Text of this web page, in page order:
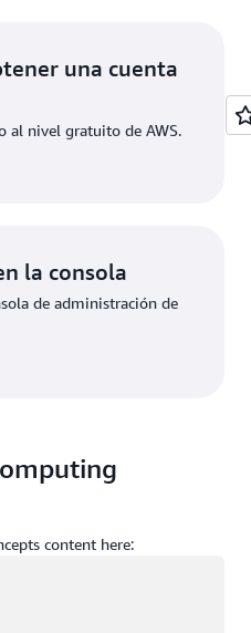
una cuenta
al nivel gratuito de AWS.
la consola
de administración de
content here: